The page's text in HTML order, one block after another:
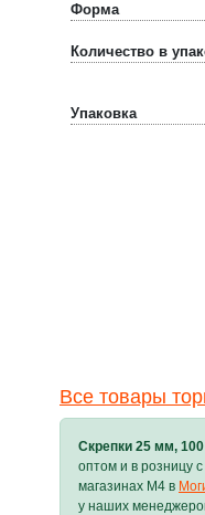
Форма
Количество в
Упаковка
Все товары
Скрепки 25 мм,
оптом и в розницу
магазинах M4 в
у наших